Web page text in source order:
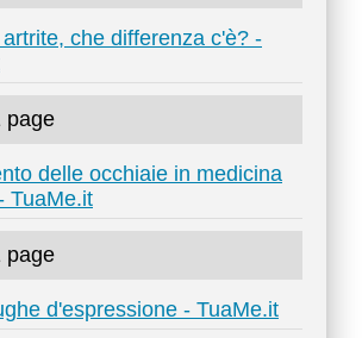
che differenza c'è? -
page
delle occhiaie in medicina
TuaMe.it
page
d'espressione - TuaMe.it